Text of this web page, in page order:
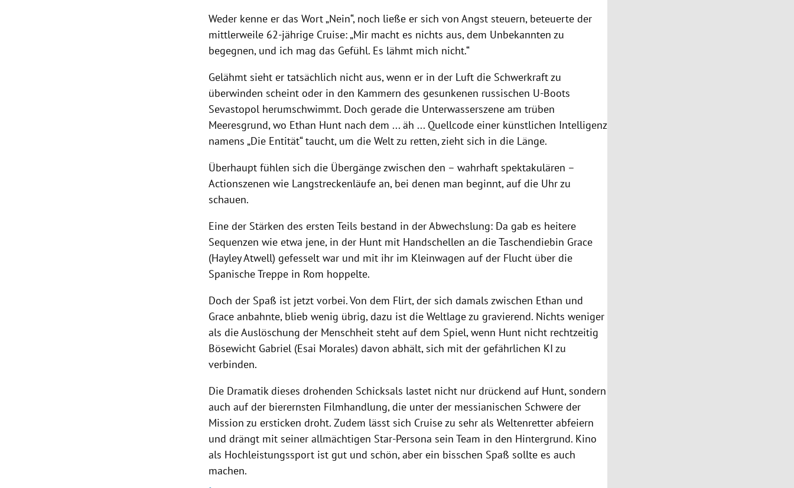
Weder kenne er das Wort „Nein“, noch ließe er sich von Angst steuern, beteuerte der
mittlerweile 62-jährige Cruise: „Mir macht es nichts aus, dem Unbekannten zu
begegnen, und ich mag das Gefühl. Es lähmt mich nicht.“
Gelähmt sieht er tatsächlich nicht aus, wenn er in der Luft die Schwerkraft zu
überwinden scheint oder in den Kammern des gesunkenen russischen U-Boots
Sevastopol herumschwimmt. Doch gerade die Unterwasserszene am trüben
Meeresgrund, wo Ethan Hunt nach dem ... äh ... Quellcode einer künstlichen Intelligenz
namens „Die Entität“ taucht, um die Welt zu retten, zieht sich in die Länge.
Überhaupt fühlen sich die Übergänge zwischen den – wahrhaft spektakulären –
Actionszenen wie Langstreckenläufe an, bei denen man beginnt, auf die Uhr zu
schauen.
Eine der Stärken des ersten Teils bestand in der Abwechslung: Da gab es heitere
Sequenzen wie etwa jene, in der Hunt mit Handschellen an die Taschendiebin Grace
(Hayley Atwell) gefesselt war und mit ihr im Kleinwagen auf der Flucht über die
Spanische Treppe in Rom hoppelte.
Doch der Spaß ist jetzt vorbei. Von dem Flirt, der sich damals zwischen Ethan und
Grace anbahnte, blieb wenig übrig, dazu ist die Weltlage zu gravierend. Nichts weniger
als die Auslöschung der Menschheit steht auf dem Spiel, wenn Hunt nicht rechtzeitig
Bösewicht Gabriel (Esai Morales) davon abhält, sich mit der gefährlichen KI zu
verbinden.
Die Dramatik dieses drohenden Schicksals lastet nicht nur drückend auf Hunt, sondern
auch auf der bierernsten Filmhandlung, die unter der messianischen Schwere der
Mission zu ersticken droht. Zudem lässt sich Cruise zu sehr als Weltenretter abfeiern
und drängt mit seiner allmächtigen Star-Persona sein Team in den Hintergrund. Kino
als Hochleistungssport ist gut und schön, aber ein bisschen Spaß sollte es auch
machen.